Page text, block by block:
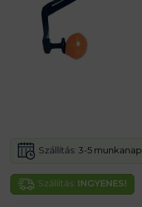
Szállítás: INGYENES!
Szállítás: 3-5 munkanap